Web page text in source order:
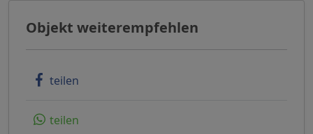
Objekt weiterempfehlen
teilen
teilen